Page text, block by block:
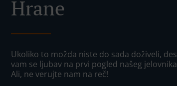
Hrane
Ukoliko to možda niste do sada doživeli,
vam se ljubav na prvi pogled našeg
Ali, ne verujte nam na reč!